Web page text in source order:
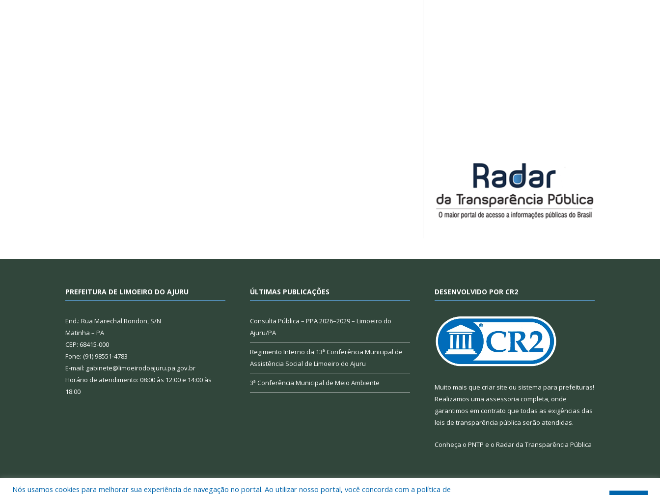
PREFEITURA DE LIMOEIRO DO AJURU
End.: Rua Marechal Rondon, S/N
Matinha – PA
CEP: 68415-000
Fone: (91) 98551-4783
E-mail: gabinete@limoeirodoajuru.pa.gov.br
Horário de atendimento: 08:00 às 12:00 e 14:00 às
18:00
ÚLTIMAS PUBLICAÇÕES
Consulta Pública – PPA 2026–2029 – Limoeiro do
Ajuru/PA
Regimento Interno da 13ª Conferência Municipal de
Assistência Social de Limoeiro do Ajuru
3ª Conferência Municipal de Meio Ambiente
DESENVOLVIDO POR CR2
Muito mais que criar site ou sistema para prefeituras!
Realizamos uma assessoria completa, onde
garantimos em contrato que todas as exigências das
leis de transparência pública serão atendidas.
Conheça o PNTP e o Radar da Transparência Pública
Nós usamos cookies para melhorar sua experiência de navegação no portal. Ao utilizar nosso portal, você concorda com a política de